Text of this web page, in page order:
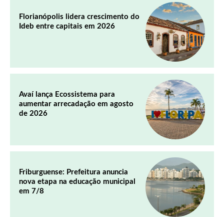
Florianópolis lidera crescimento do
Ideb entre capitais em 2026
Avaí lança Ecossistema para
aumentar arrecadação em agosto
de 2026
Friburguense: Prefeitura anuncia
nova etapa na educação municipal
em 7/8